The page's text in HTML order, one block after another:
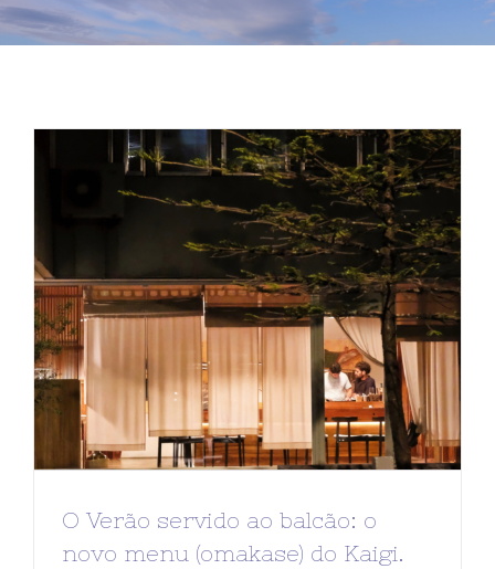
O Verão servido ao balcão: o
novo menu (omakase) do Kaigi.